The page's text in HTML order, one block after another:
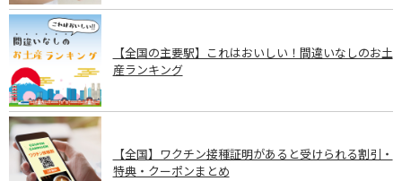
【全国の主要駅】これはおいしい！間違いなしのお土
産ランキング
【全国】ワクチン接種証明があると受けられる割引・
特典・クーポンまとめ